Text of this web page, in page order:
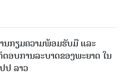
ນກຽມຄວາມພ້ອມຮັບມື ແລະ
ຕອບການລະບາດຂອງພະຍາດ ໃນ
ປ ລາວ